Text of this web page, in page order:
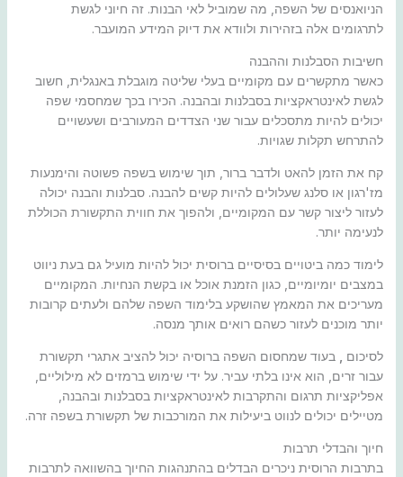
הניואנסים של השפה, מה שמוביל לאי הבנות. זה חיוני לגשת
לתרגומים אלה בזהירות ולוודא את דיוק המידע המועבר.
חשיבות הסבלנות וההבנה
כאשר מתקשרים עם מקומיים בעלי שליטה מוגבלת באנגלית, חשוב
לגשת לאינטראקציות בסבלנות ובהבנה. הכירו בכך שמחסמי שפה
יכולים להיות מתסכלים עבור שני הצדדים המעורבים ושעשויים
להתרחש תקלות שגויות.
קח את הזמן להאט ולדבר ברור, תוך שימוש בשפה פשוטה והימנעות
מז'רגון או סלנג שעלולים להיות קשים להבנה. סבלנות והבנה יכולה
לעזור ליצור קשר עם המקומיים, ולהפוך את חווית התקשורת הכוללת
לנעימה יותר.
לימוד כמה ביטויים בסיסיים ברוסית יכול להיות מועיל גם בעת ניווט
במצבים יומיומיים, כגון הזמנת אוכל או בקשת הנחיות. המקומיים
מעריכים את המאמץ שהושקע בלימוד השפה שלהם ולעתים קרובות
יותר מוכנים לעזור כשהם רואים אותך מנסה.
לסיכום
בעוד שמחסום השפה ברוסיה יכול להציב אתגרי תקשורת
עבור זרים, הוא אינו בלתי עביר. על ידי שימוש ברמזים לא מילוליים,
אפליקציות תרגום והתקרבות לאינטראקציות בסבלנות ובהבנה,
מטיילים יכולים לנווט ביעילות את המורכבות של תקשורת בשפה זרה.
חיוך והבדלי תרבות
בתרבות הרוסית ניכרים הבדלים בהתנהגות החיוך בהשוואה לתרבות